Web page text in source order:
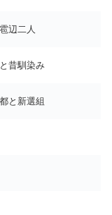
辺二人
昔馴染み
と新選組